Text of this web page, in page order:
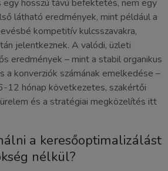
hosszú távú befektetés, nem egy
látható eredmények, mint például a
kompetitív kulcsszavakra,
jelentkeznek. A valódi, üzleti
eredmények – mint a stabil organikus
a konverziók számának emelkedése –
12 hónap következetes, szakértői
és a stratégiai megközelítés itt
a keresőoptimalizálást
nélkül?